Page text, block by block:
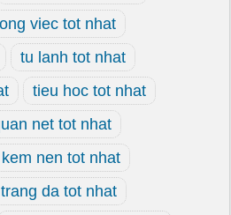
viec tot nhat
tu lanh tot nhat
tieu hoc tot nhat
net tot nhat
kem nen tot nhat
da tot nhat